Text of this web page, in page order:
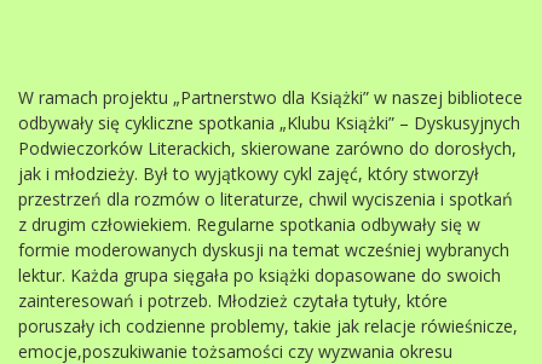
W ramach projektu „Partnerstwo dla Książki” w naszej bibliotece
odbywały się cykliczne spotkania „Klubu Książki” – Dyskusyjnych
Podwieczorków Literackich, skierowane zarówno do dorosłych,
jak i młodzieży. Był to wyjątkowy cykl zajęć, który stworzył
przestrzeń dla rozmów o literaturze, chwil wyciszenia i spotkań
z drugim człowiekiem. Regularne spotkania odbywały się w
formie moderowanych dyskusji na temat wcześniej wybranych
lektur. Każda grupa sięgała po książki dopasowane do swoich
zainteresowań i potrzeb. Młodzież czytała tytuły, które
poruszały ich codzienne problemy, takie jak relacje rówieśnicze,
emocje,poszukiwanie tożsamości czy wyzwania okresu